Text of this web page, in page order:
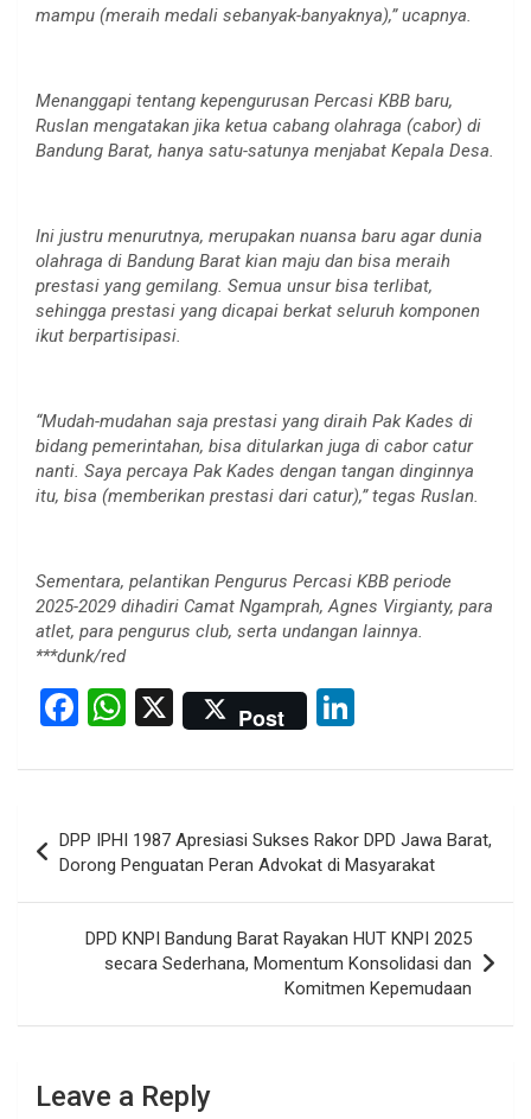
mampu (meraih medali sebanyak-banyaknya),” ucapnya.
Menanggapi tentang kepengurusan Percasi KBB baru,
Ruslan mengatakan jika ketua cabang olahraga (cabor) di
Bandung Barat, hanya satu-satunya menjabat Kepala Desa.
Ini justru menurutnya, merupakan nuansa baru agar dunia
olahraga di Bandung Barat kian maju dan bisa meraih
prestasi yang gemilang. Semua unsur bisa terlibat,
sehingga prestasi yang dicapai berkat seluruh komponen
ikut berpartisipasi.
“Mudah-mudahan saja prestasi yang diraih Pak Kades di
bidang pemerintahan, bisa ditularkan juga di cabor catur
nanti. Saya percaya Pak Kades dengan tangan dinginnya
itu, bisa (memberikan prestasi dari catur),” tegas Ruslan.
Sementara, pelantikan Pengurus Percasi KBB periode
2025-2029 dihadiri Camat Ngamprah, Agnes Virgianty, para
atlet, para pengurus club, serta undangan lainnya.
***dunk/red
F
ce
b
o
o
k
W
at
s
A
p
p
X Post
ke
dI
n
navigation
DPP IPHI 1987 Apresiasi Sukses Rakor DPD Jawa Barat,
Dorong Penguatan Peran Advokat di Masyarakat
DPD KNPI Bandung Barat Rayakan HUT KNPI 2025
secara Sederhana, Momentum Konsolidasi dan
Komitmen Kepemudaan
Leave a Reply